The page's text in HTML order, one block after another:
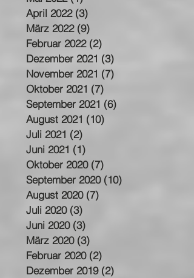
Juni 2022 (1)1 Beitrag
Mai 2022 (1)1 Beitrag
April 2022 (3)3 Beiträge
März 2022
(9)9 Beiträge
Februar 2022 (2) 2 Beiträge
Dezember 2021 (3)
November 2021 (7)7 Beiträge
Oktober 2021 (7)7 Beiträge
September 2021
August 2021
Juli 2021
(2)2 Beiträge
Juni 2021
(1)1 Beitrag
Oktober 2020 (7) 7 Beiträge
September 2020
August 2020
Juli 2020 (3)3 Beiträge
Juni 2020 (3)3 Beiträge
März 2020
(3) 3 Beiträge